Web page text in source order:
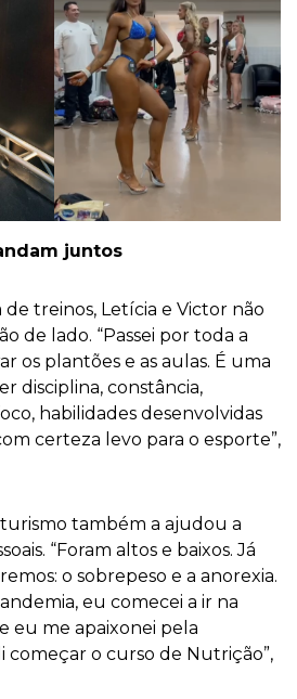
juntos
treinos, Letícia e Victor não
de lado. “Passei por toda a
os plantões e as aulas. É uma
disciplina, constância,
habilidades desenvolvidas
certeza levo para o esporte”,
também a ajudou a
“Foram altos e baixos. Já
o sobrepeso e a anorexia.
eu comecei a ir na
eu me apaixonei pela
começar o curso de Nutrição”,